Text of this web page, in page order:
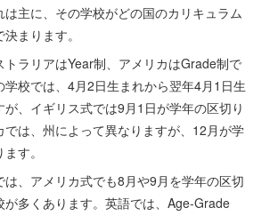
主に、その学校がどの国のカリキュラム
まります。
トラリアはYear制、アメリカはGrade制で
学校では、4月2日生まれから翌年4月1日生
が、イギリス式では9月1日が学年の区切り
では、州によって異なりますが、12月が学
す。
は、アメリカ式でも8月や9月を学年の区切
が多くあります。英語では、Age-Grade